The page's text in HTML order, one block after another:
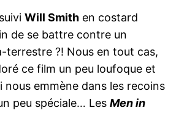
suiviWill Smith en costard
de se battre contre un
terrestre ?! Nous en tout cas,
ce film un peu loufoque et
nous emmène dans les recoins
peu spéciale… LesMen in